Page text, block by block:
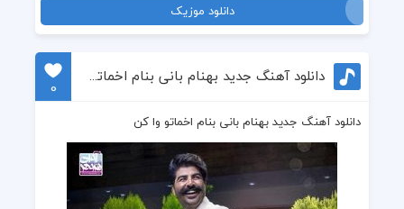
دانلود موزیک
دانلود آهنگ جدید بهنام بانی بنام اخماتو وا کن
0
دانلود آهنگ جدید بهنام بانی بنام اخماتو وا کن